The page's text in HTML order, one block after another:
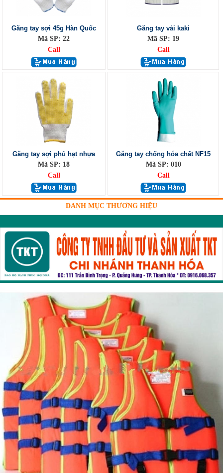
Găng tay sợi 45g Hàn Quốc
Mã SP: 22
Call
Găng tay vải kaki
Mã SP: 19
Call
Găng tay sợi phủ hạt nhựa
Mã SP: 18
Call
Găng tay chống hóa chất NF15
Mã SP: 010
Call
DANH MỤC THƯƠNG HIỆU